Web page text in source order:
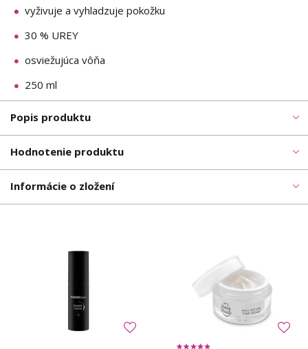
vyživuje a vyhladzuje pokožku
30 % UREY
osviežujúca vôňa
250 ml
Popis produktu
Hodnotenie produktu
Informácie o zložení